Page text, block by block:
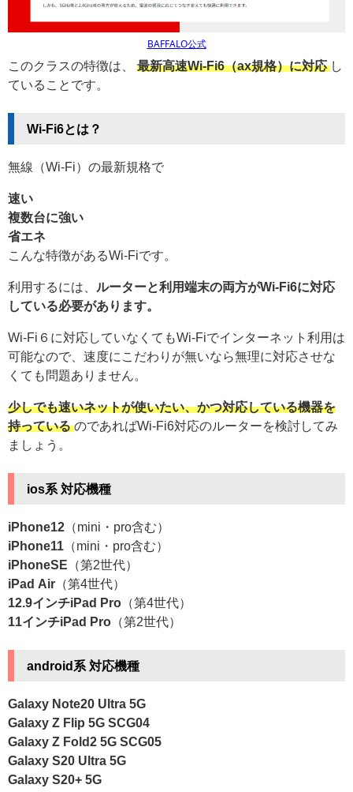
BAFFALO公式
このクラスの特徴は、 最新高速Wi-Fi6（ax規格）に対応 し
ていることです。
Wi-Fi6とは？
無線（Wi-Fi）の最新規格で
速い
複数台に強い
省エネ
こんな特徴があるWi-Fiです。
利用するには、
ルーターと利用端末の両方がWi-Fi6に対応
している必要があります。
Wi-Fi６に対応していなくてもWi-Fiでインターネット利用は
可能なので、速度にこだわりが無いなら無理に対応させな
くても問題ありません。
少しでも速いネットが使いたい、かつ対応している機器を
持っている のであればWi-Fi6対応のルーターを検討してみ
ましょう。
ios系 対応機種
iPhone12 （mini・pro含む）
iPhone11
（mini・pro含む）
iPhoneSE （第2世代）
iPad Air （第4世代）
12.9インチiPad Pro （第4世代）
11インチiPad Pro （第2世代）
android系 対応機種
Galaxy Note20 Ultra 5G
Galaxy Z Flip 5G SCG04
Galaxy Z Fold2 5G SCG05
Galaxy S20 Ultra 5G
Galaxy S20+ 5G